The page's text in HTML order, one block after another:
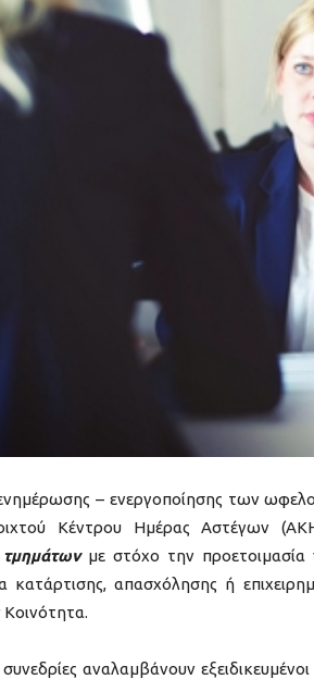
– ενεργοποίησης των
Κέντρου Ημέρας Αστέγων
με στόχο την προετοιμασία
κατάρτισης, απασχόλησης ή
Κοινότητα.
συνεδρίες αναλαμβάνουν